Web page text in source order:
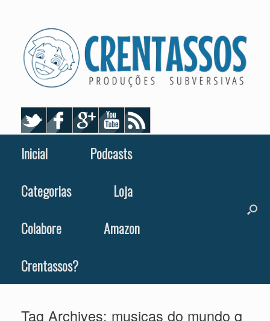
Inicial
Podcasts
Categorias
Loja
Colabore
Amazon
Crentassos?
Tag Archives: musicas do mundo q